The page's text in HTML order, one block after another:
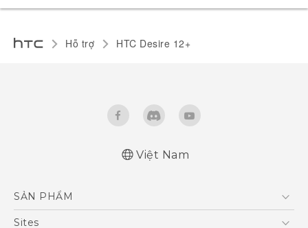
Hỗ trợ HTC Desire 12+‎
Việt Nam
SẢN PHẨM
5G
Sites